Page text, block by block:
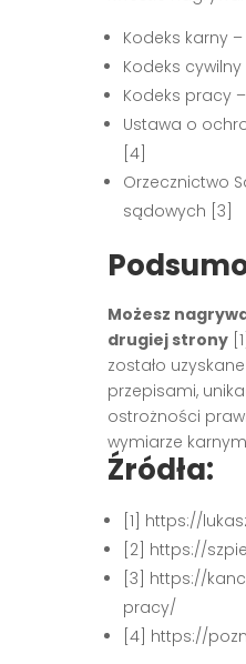
Kodeks karny
Kodeks
Kodeks pracy
Ustawa o
[4]
Orzecznictwo
sądowych [3]
Możesz
drugiej strony
zostało
przepisami,
ostrożności
wymiarze
Źródła:
[1] https://
[2] https://
[3] https://
pracy/
[4] https://